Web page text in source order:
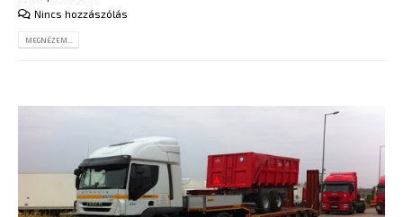
Nincs hozzászólás
MEGNÉZEM...